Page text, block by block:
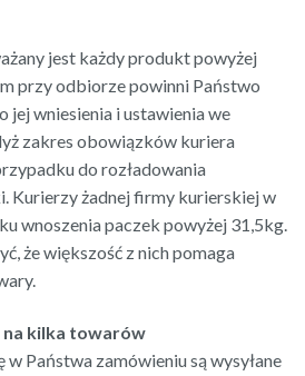
jest każdy produkt powyżej
przy odbiorze powinni Państwo
jej wniesienia i ustawienia we
zakres obowiązków kuriera
do rozładowania
Kurierzy żadnej firmy kurierskiej w
wnoszenia paczek powyżej 31,5kg.
że większość z nich pomaga
na kilka towarów
w Państwa zamówieniu są wysyłane